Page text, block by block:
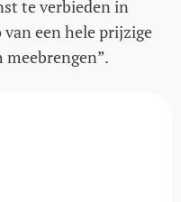
te verbieden in
een hele prijzige